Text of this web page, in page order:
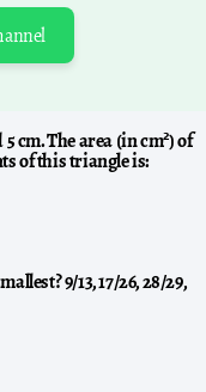
cm. The area (in cm²) of
of this triangle is:
9/13, 17/26, 28/29,